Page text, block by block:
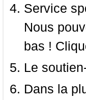
Service
Nous
bas !
Le
Dans la